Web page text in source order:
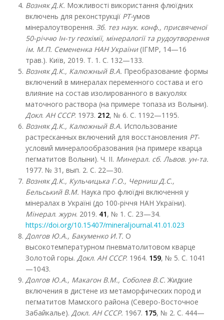
Возняк Д.К. Можливості використання флюїдних
включень для реконструкції РТ-умов
мінералоутворення. Зб. тез наук. конф., присвяченої
50-річчю Ін-ту геохімії, мінералогії та рудоутворення
ім. М.П. Семененка НАН України(ІГМР, 14—16
трав.). Київ, 2019. Т. 1. С. 132—133.
Возняк Д.К., Калюжный В.А. Преобразование формы
включений в минералах переменного состава и его
влияние на состав изолированного в вакуолях
маточного раствора (на примере топаза из Волыни).
Докл. АН СССР. 1973. 212, № 6. С. 1192—1195.
Возняк Д.К., Калюжный В.А. Использование
растресканных включений для восстановления РТ-
условий минералообразования (на примере кварца
пегматитов Волыни). Ч. II. Минерал. сб. Львов. ун-та.
1977. № 31, вып. 2. С. 22—30.
Возняк Д.К., Кульчицька Г.О., Черниш Д.С.,
Бельський В.М. Наука про флюїдні включення у
мінералах в Україні (до 100-річчя НАН України).
Мінерал. журн. 2019. 41, № 1. С. 23—34.
https://doi.org/10.15407/mineraljournal.41.01.023
Долгов Ю.А., Бакуменко И.Т. О
высокотемпературном пневматолитовом кварце
Золотой горы. Докл. АН СССР. 1964. 159, № 5. С. 1041
—1043.
Долгов Ю.А., Макагон В.М., Соболев В.С. Жидкие
включения в дистене из метаморфических пород и
пегматитов Мамского района (Северо-Восточное
Забайкалье). Докл. АН СССР. 1967. 175, № 2. С. 444—